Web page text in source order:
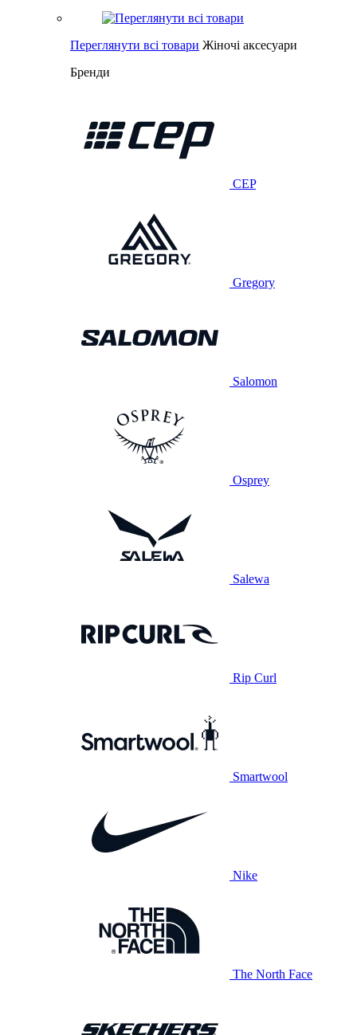
Переглянути всі товари Жіночі аксесуари
Бренди
CEP
Gregory
Salomon
Osprey
Salewa
Rip Curl
Smartwool
Nike
The North Face